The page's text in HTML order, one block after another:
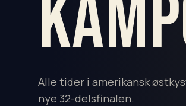
Alle tider i amerikansk
nye 32-delsfinalen.